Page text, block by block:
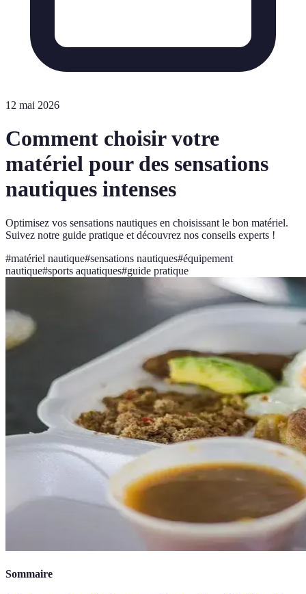
12 mai 2026
Comment choisir votre
matériel pour des sensations
nautiques intenses
Optimisez vos sensations nautiques en choisissant le bon matériel.
Suivez notre guide pratique et découvrez nos conseils experts !
#matériel nautique#sensations nautiques#équipement
nautique#sports aquatiques#guide pratique
Sommaire